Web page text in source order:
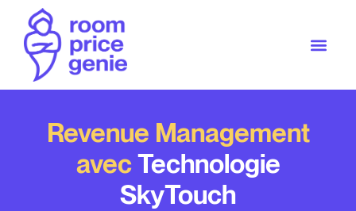
Revenue Management
avec Technologie
SkyTouch